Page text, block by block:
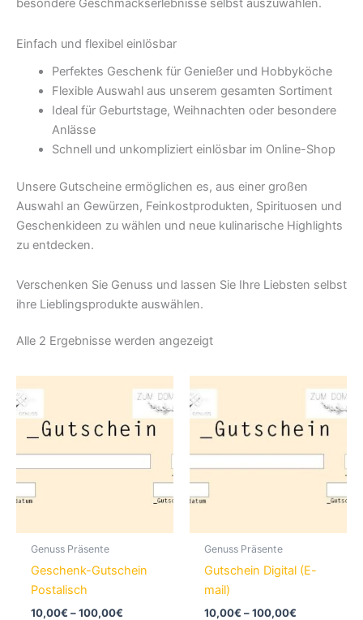
besondere Geschmackserlebnisse selbst auszuwählen.
Einfach und flexibel einlösbar
Perfektes Geschenk für Genießer und Hobbyköche
Flexible Auswahl aus unserem gesamten Sortiment
Ideal für Geburtstage, Weihnachten oder besondere
Anlässe
Schnell und unkompliziert einlösbar im Online-Shop
Unsere Gutscheine ermöglichen es, aus einer großen
Auswahl an Gewürzen, Feinkostprodukten, Spirituosen und
Geschenkideen zu wählen und neue kulinarische Highlights
zu entdecken.
Verschenken Sie Genuss und lassen Sie Ihre Liebsten selbst
ihre Lieblingsprodukte auswählen.
Alle 2 Ergebnisse werden angezeigt
Genuss Präsente
Geschenk-Gutschein
Postalisch
10,00€ –100,00€Preisspanne:
Genuss Präsente
Gutschein Digital (E-
mail)
10,00€ –100,00€Preisspanne: